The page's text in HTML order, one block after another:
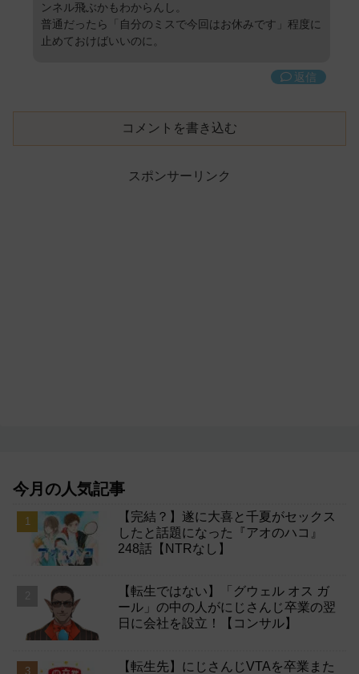
ンネル飛ぶかもわからんし。
普通だったら「自分のミスで今回はお休みです」程度に
止めておけばいいのに。
返信
コメントを書き込む
スポンサーリンク
今月の人気記事
【完結？】遂に大喜と千夏がセックス
したと話題になった『アオのハコ』
248話【NTRなし】
【転生ではない】「グウェル オス ガ
ール」の中の人がにじさんじ卒業の翌
日に会社を設立！【コンサル】
【転生先】にじさんじVTAを卒業また